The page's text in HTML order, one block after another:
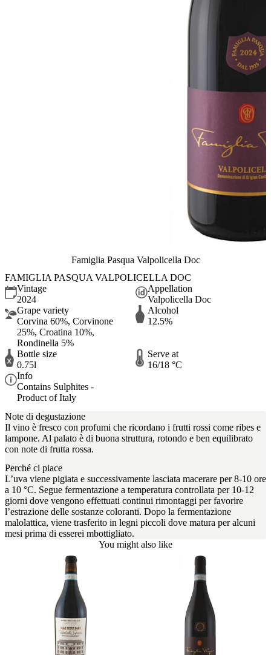
Famiglia Pasqua Valpolicella Doc
FAMIGLIA PASQUA VALPOLICELLA DOC
Vintage
2024
Appellation
Valpolicella Doc
Grape variety
Corvina 60%, Corvinone
25%, Croatina 10%,
Rondinella 5%
Alcohol
12.5%
Bottle size
0.75l
Serve at
16/18 °C
Info
Contains Sulphites -
Product of Italy
Note di degustazione
Il vino è fresco con profumi che ricordano i frutti rossi come ribes e
lampone. Al palato è di buona struttura, rotondo e ben equilibrato
con note di frutta rossa.
Perché ci piace
L’uva viene pigiata e successivamente lasciata macerare per 8-10 ore
a 10 °C. Segue fermentazione a temperatura controllata per 10-12
giorni dove vengono effettuati continui rimontaggi per favorire
l’estrazione delle sostanze coloranti. Dopo la fermentazione
malolattica, viene trasferito in legni piccoli dove matura per alcuni
mesi prima di esserei mbottigliato.
You might also like